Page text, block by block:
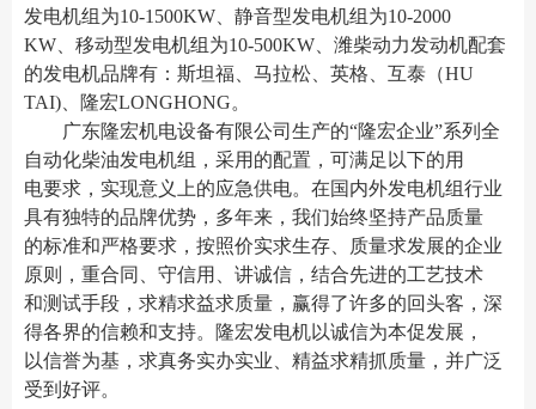
发电机组为10-1500KW、静音型发电机组为10-2000
KW、移动型发电机组为10-500KW、潍柴动力发动机配套
的发电机品牌有：斯坦福、马拉松、英格、互泰（HU
TAI)、隆宏LONGHONG。
广东隆宏机电设备有限公司生产的“隆宏企业”系列全
自动化柴油发电机组，采用的配置，可满足以下的用
电要求，实现意义上的应急供电。在国内外发电机组行业
具有独特的品牌优势，多年来，我们始终坚持产品质量
的标准和严格要求，按照价实求生存、质量求发展的企业
原则，重合同、守信用、讲诚信，结合先进的工艺技术
和测试手段，求精求益求质量，赢得了许多的回头客，深
得各界的信赖和支持。隆宏发电机以诚信为本促发展，
以信誉为基，求真务实办实业、精益求精抓质量，并广泛
受到好评。